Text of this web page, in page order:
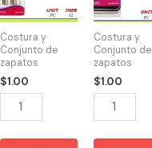
Costura y
Conjunto de
zapatos
$1.00
ASSORTED
quantity
Costura y
Conjunto de
zapatos
$1.00
PATCH
LIGHT
COLOR
quantity